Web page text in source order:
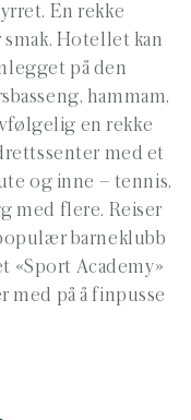
En rekke
Hotellet kan
på den
hammam,
en rekke
med et
og inne – tennis,
med flere. Reiser
barneklubb
«Sport Academy»
på å finpusse